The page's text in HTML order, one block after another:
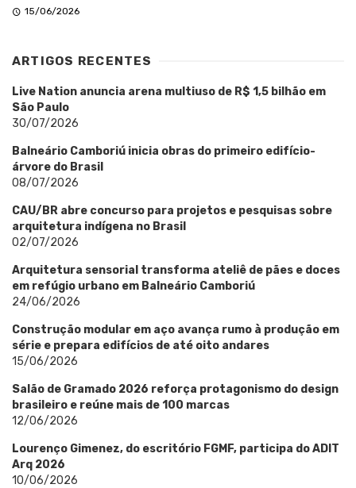
15/06/2026
ARTIGOS RECENTES
Live Nation anuncia arena multiuso de R$ 1,5 bilhão em
São Paulo
30/07/2026
Balneário Camboriú inicia obras do primeiro edifício-
árvore do Brasil
08/07/2026
CAU/BR abre concurso para projetos e pesquisas sobre
arquitetura indígena no Brasil
02/07/2026
Arquitetura sensorial transforma ateliê de pães e doces
em refúgio urbano em Balneário Camboriú
24/06/2026
Construção modular em aço avança rumo à produção em
série e prepara edifícios de até oito andares
15/06/2026
Salão de Gramado 2026 reforça protagonismo do design
brasileiro e reúne mais de 100 marcas
12/06/2026
Lourenço Gimenez, do escritório FGMF, participa do ADIT
Arq 2026
10/06/2026